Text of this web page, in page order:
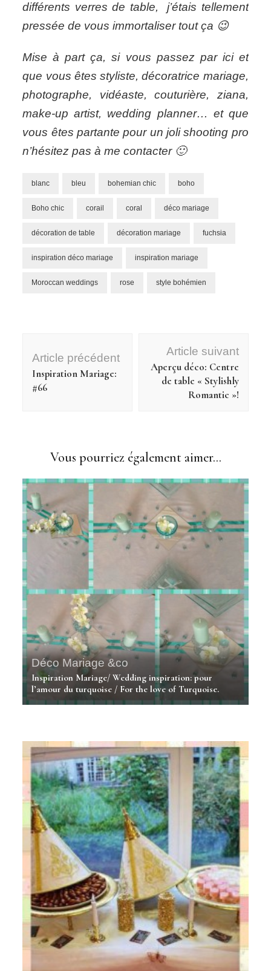
différents verres de table, j’étais tellement
pressée de vous immortaliser tout ça 😉
Mise à part ça, si vous passez par ici et
que vous êtes styliste, décoratrice mariage,
photographe, vidéaste, couturière, ziana,
make-up artist, wedding planner… et que
vous êtes partante pour un joli shooting pro
n’hésitez pas à me contacter 🙂
blanc bleu bohemian chic boho
Boho chic corail coral déco mariage
décoration de table décoration mariage fuchsia
inspiration déco mariage inspiration mariage
Moroccan weddings rose style bohémien
d'article
Article précédent
Inspiration Mariage:
#66
Article suivant
Aperçu déco: Centre
de table « Stylishly
Romantic »!
Vous pourriez également aimer...
Déco Mariage &co
Inspiration Mariage/ Wedding inspiration: pour
l’amour du turquoise / For the love of Turquoise.
Déco Mariage &co
Une histoire de couronne